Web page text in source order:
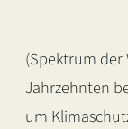
(Spektrum der
Jahrzehnten
um